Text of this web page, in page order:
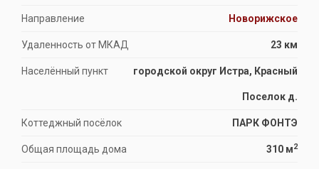
Направление Новорижское
Удаленность от МКАД 23 км
Населённый пункт городской округ Истра, Красный
Поселок д.
Коттеджный посёлок ПАРК ФОНТЭ
Общая площадь дома 310 м2